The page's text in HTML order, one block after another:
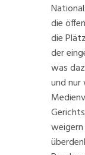
die
die
der
was
und nur